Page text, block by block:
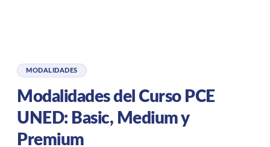
MODALIDADES
Modalidades del Curso PCE
UNED: Basic, Medium y
Premium